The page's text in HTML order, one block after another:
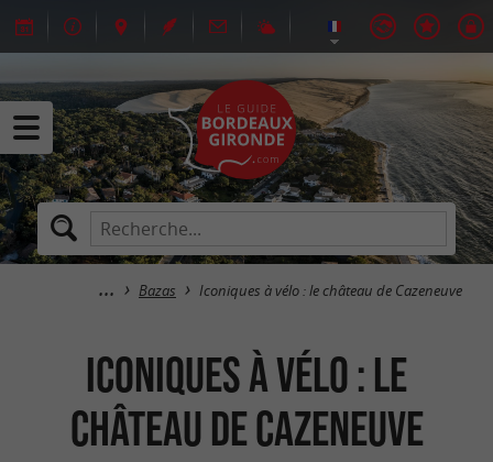
Bazas Iconiques à vélo : le château de Cazeneuve
Iconiques à vélo : le
château de Cazeneuve